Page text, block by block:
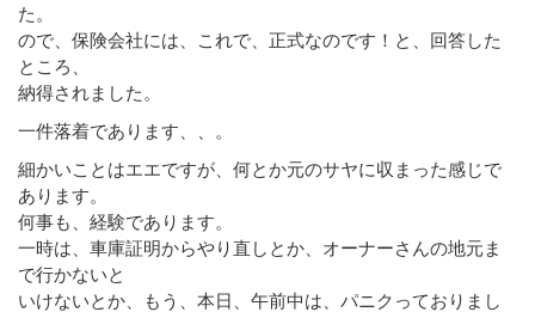
た。
ので、保険会社には、これで、正式なのです！と、回答した
ところ、
納得されました。
一件落着であります、、。
細かいことはエエですが、何とか元のサヤに収まった感じで
あります。
何事も、経験であります。
一時は、車庫証明からやり直しとか、オーナーさんの地元ま
で行かないと
いけないとか、もう、本日、午前中は、パニクっておりまし